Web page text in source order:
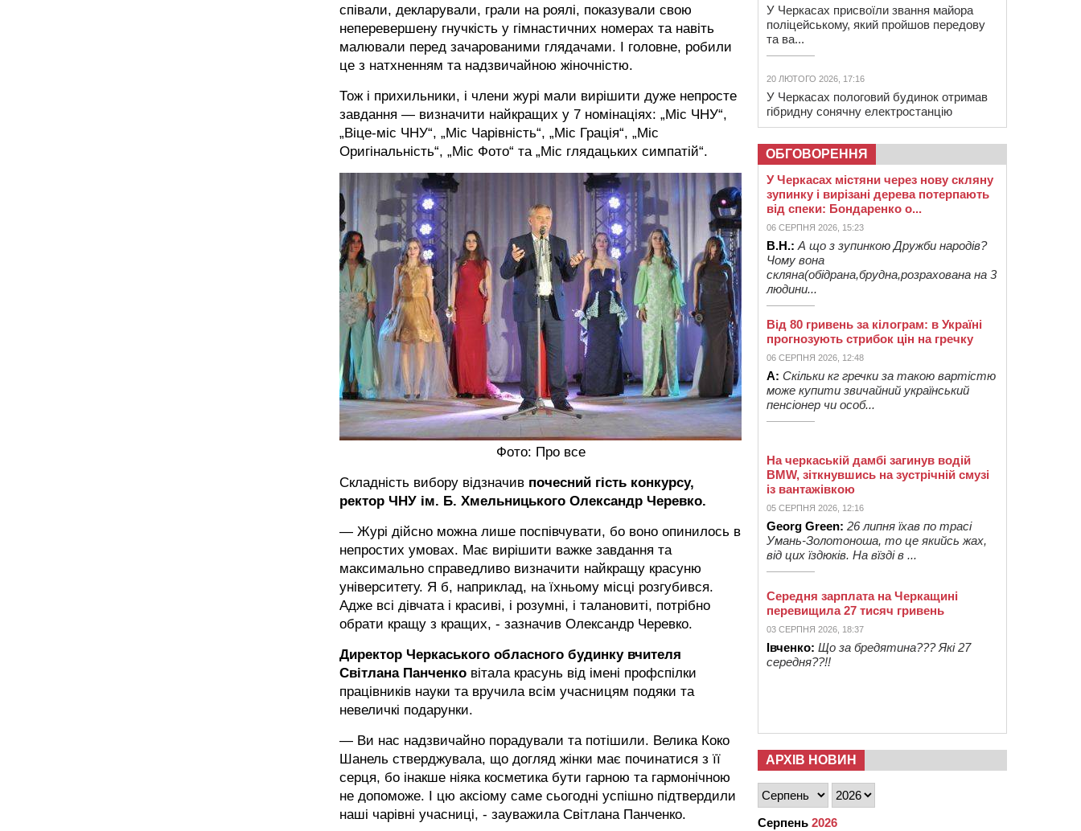
співали, декларували, грали на роялі, показували свою
неперевершену гнучкість у гімнастичних номерах та навіть
малювали перед зачарованими глядачами. І головне, робили
це з натхненням та надзвичайною жіночністю.
Тож і прихильники, і члени журі мали вирішити дуже непросте
завдання — визначити найкращих у 7 номінаціях: „Міс ЧНУ“,
„Віце-міс ЧНУ“, „Міс Чарівність“, „Міс Грація“, „Міс
Оригінальність“, „Міс Фото“ та „Міс глядацьких симпатій“.
Фото: Про все
Складність вибору відзначив почесний гість конкурсу,
ректор ЧНУ ім. Б. Хмельницького Олександр Черевко.
— Журі дійсно можна лише поспівчувати, бо воно опинилось в
непростих умовах. Має вирішити важке завдання та
максимально справедливо визначити найкращу красуню
університету. Я б, наприклад, на їхньому місці розгубився.
Адже всі дівчата і красиві, і розумні, і талановиті, потрібно
обрати кращу з кращих, - зазначив Олександр Черевко.
Директор Черкаського обласного будинку вчителя
Світлана Панченко вітала красунь від імені профспілки
працівників науки та вручила всім учасницям подяки та
невеличкі подарунки.
— Ви нас надзвичайно порадували та потішили. Велика Коко
Шанель стверджувала, що догляд жінки має починатися з її
серця, бо інакше ніяка косметика бути гарною та гармонічною
не допоможе. І цю аксіому саме сьогодні успішно підтвердили
наші чарівні учасниці, - зауважила Світлана Панченко.
У Черкасах присвоїли звання майора
поліцейському, який пройшов передову
та ва...
20 ЛЮТОГО 2026, 17:16
У Черкасах пологовий будинок отримав
гібридну сонячну електростанцію
ОБГОВОРЕННЯ
У Черкасах містяни через нову скляну
зупинку і вирізані дерева потерпають
від спеки: Бондаренко о...
06 СЕРПНЯ 2026, 15:23
В.Н.: А що з зупинкою Дружби народів?
Чому вона
скляна(обідрана,брудна,розрахована на 3
людини...
Від 80 гривень за кілограм: в Україні
прогнозують стрибок цін на гречку
06 СЕРПНЯ 2026, 12:48
А: Скільки кг гречки за такою вартістю
може купити звичайний український
пенсіонер чи особ...
На черкаській дамбі загинув водій
BMW, зіткнувшись на зустрічній смузі
із вантажівкою
05 СЕРПНЯ 2026, 12:16
Georg Green: 26 липня їхав по трасі
Умань-Золотоноша, то це якийсь жах,
від цих їздюків. На вїзді в ...
Середня зарплата на Черкащині
перевищила 27 тисяч гривень
03 СЕРПНЯ 2026, 18:37
Івченко: Що за бредятина??? Які 27
середня??!!
АРХІВ НОВИН
Серпень 2026